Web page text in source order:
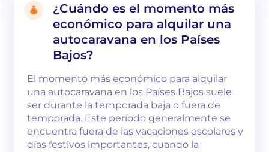
¿Cuándo es el momento más
económico para alquilar una
autocaravana en los Países
Bajos?
El momento más económico para alquilar
una autocaravana en los Países Bajos suele
ser durante la temporada baja o fuera de
temporada. Este período generalmente se
encuentra fuera de las vacaciones escolares y
días festivos importantes, cuando la